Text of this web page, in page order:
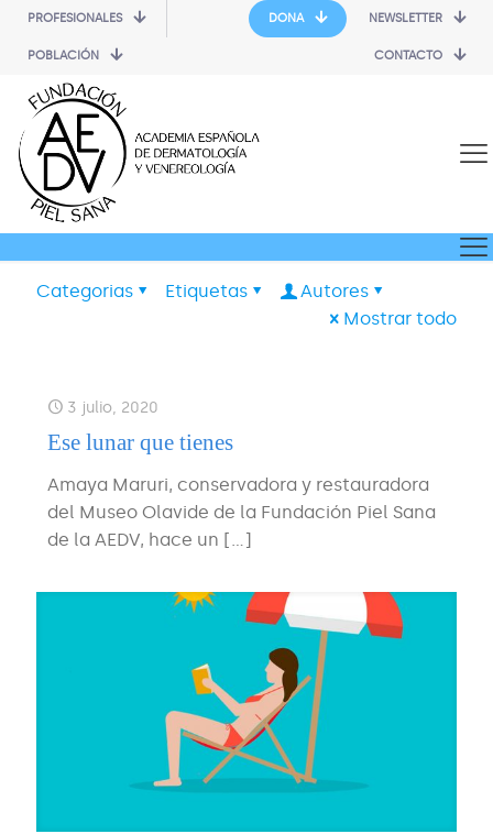
PROFESIONALES
POBLACIÓN
DONA NEWSLETTER
CONTACTO
Categorias Etiquetas
Autores
Mostrar todo
3 julio, 2020
Ese lunar que tienes
Amaya Maruri, conservadora y restauradora
del Museo Olavide de la Fundación Piel Sana
de la AEDV, hace un […]